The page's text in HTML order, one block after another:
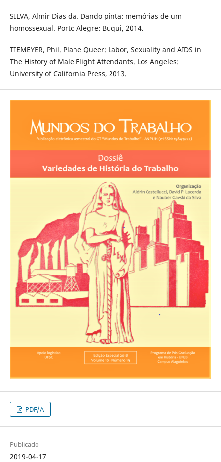
SILVA, Almir Dias da. Dando pinta: memórias de um
homossexual. Porto Alegre: Buqui, 2014.
TIEMEYER, Phil. Plane Queer: Labor, Sexuality and AIDS in
The History of Male Flight Attendants. Los Angeles:
University of California Press, 2013.
PDF/A
Publicado
2019-04-17